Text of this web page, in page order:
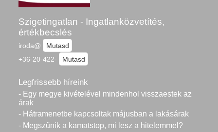
Szigetingatlan - Ingatlanközvetítés,
értékbecslés
iroda@
Mutasd
+36-20-422-
Mutasd
Legfrissebb híreink
- Egy megye kivételével mindenhol visszaestek az
árak
- Hátramenetbe kapcsoltak májusban a lakásárak
- Megszűnik a kamatstop, mi lesz a hitelemmel?